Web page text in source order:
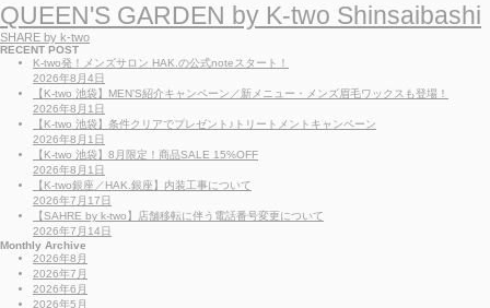
QUEEN'S GARDEN by K-two Shinsaibashi
SHARE by k-two
RECENT POST
K-two発！メンズサロン HAK.の公式noteスタート！
2026年8月4日
【K-two 池袋】MEN’S紹介キャンペーン／新メニュー・メンズ眉毛ワックスも登場！
2026年8月1日
【K-two 池袋】条件クリアでプレゼント♪トリートメントキャンペーン
2026年8月1日
【K-two 池袋】8月限定！商品SALE 15%OFF
2026年8月1日
【K-two銀座／HAK.銀座】内装工事について
2026年7月17日
【SAHRE by k-two】店舗移転に伴う電話番号変更について
2026年7月14日
Monthly Archive
2026年8月
2026年7月
2026年6月
2026年5月